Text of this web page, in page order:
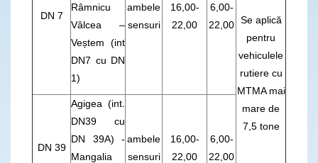
DN 7
Râmnicu
Vâlcea –
Veștem (int
DN7 cu DN
1)
ambele
sensuri
16,00-
22,00
6,00-
22,00 Se aplică
pentru
vehiculele
rutiere cu
MTMA mai
mare de
7,5 tone
DN 39
Agigea (int.
DN39 cu
DN 39A) -
Mangalia
ambele
sensuri
16,00-
22,00
6,00-
22,00